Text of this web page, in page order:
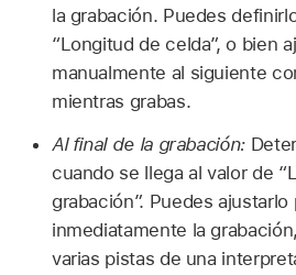
la grabación. Puedes
“Longitud de celda”, o bien
manualmente al siguiente
mientras grabas.
Al final de la grabación:
cuando se llega al valor de
grabación”. Puedes
inmediatamente la
varias pistas de una